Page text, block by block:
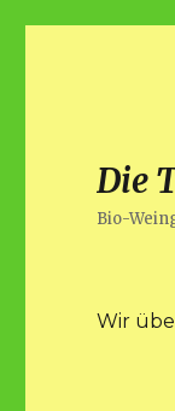
Die
Bio-
Wir